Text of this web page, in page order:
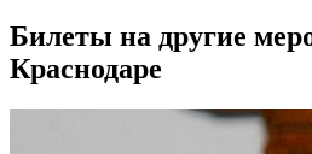
Билеты на другие
Краснодаре